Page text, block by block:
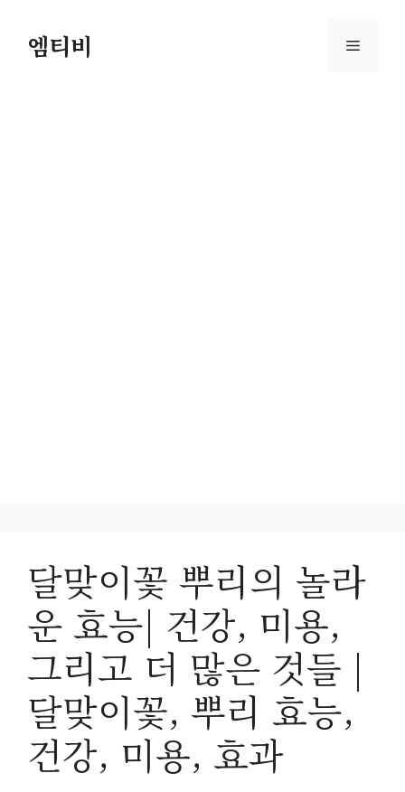
엠티비 메
달맞이꽃 뿌리의 놀라
운 효능| 건강, 미용,
그리고 더 많은 것들 |
달맞이꽃, 뿌리 효능,
건강, 미용, 효과